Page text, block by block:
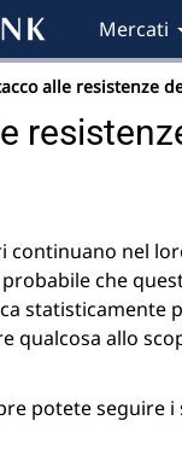
Mercati
alle resistenze
continuano nel
che
qualcosa allo
potete seguire